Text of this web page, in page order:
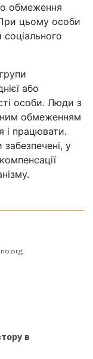
обмеження
При цьому особи
або
особи. Люди з
обмеженням
і працювати.
у
в